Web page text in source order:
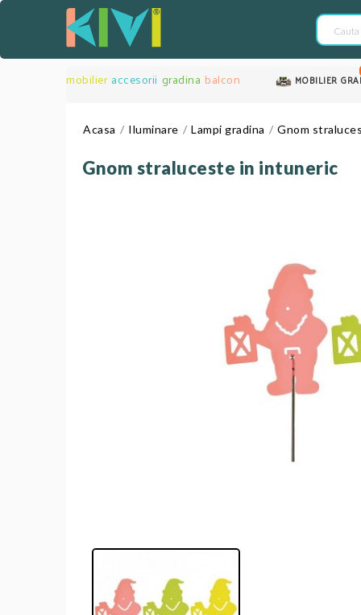
mobilier accesorii gradina balcon MOBILIER
Acasa Iluminare Lampi gradina Gnom
Gnom straluceste in intuneric